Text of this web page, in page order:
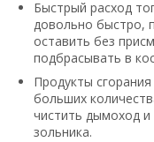
Быстрый расход
довольно быстро,
оставить без
подбрасывать в
Продукты
больших
чистить дымоход и
зольника.